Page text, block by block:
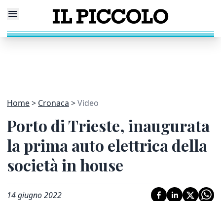
Home Cronaca Video
Porto di Trieste, inaugurata
la prima auto elettrica della
società in house
14 giugno 2022